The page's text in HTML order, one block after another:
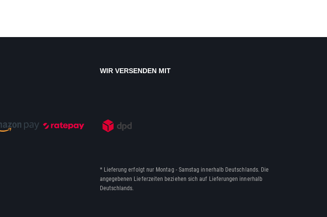
WIR VERSENDEN MIT
* Lieferung erfolgt nur Montag - Samstag innerhalb Deutschlands. Die
angegebenen Lieferzeiten beziehen sich auf Lieferungen innerhalb
Deutschlands.